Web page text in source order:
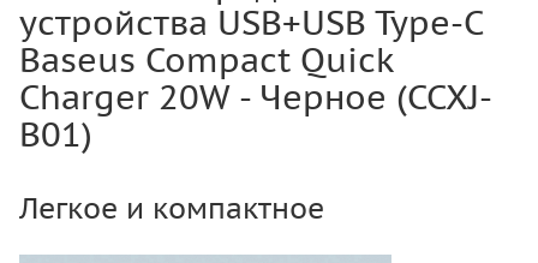
устройства USB+USB Type-C
Baseus Compact Quick
Charger 20W - Черное (CCXJ-
B01)
Легкое и компактное